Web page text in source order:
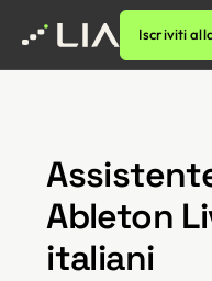
Iscriviti
Ableton
italiani